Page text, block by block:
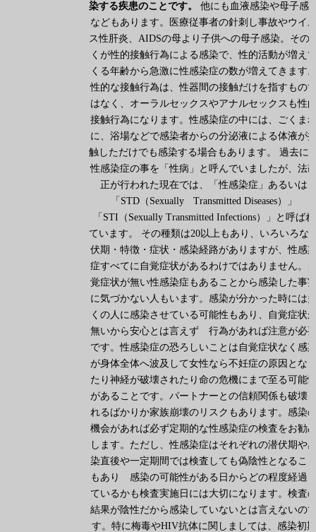
染する疾患のことです。
他にも血液感染や母子感
などもあります。医療従事者の針刺し事故やウイ
ス性肝炎、AIDSの母より子供への母子感染。その
くが性的接触行為による感染で、性的活動が増え
くる年齢から急激に性感染症の数が増えてきます
性的な接触行為は、性器間の接触だけを指すもの
はなく、オーラルセックスやアナルセックスも性
接触行為になります。性感染症の中には、ごくま
に、浴場などで感染者からの分泌液による体液が
触しただけでも感染する場合もあります。 過去に
性感染症の事を「性病」と呼んでいましたが、法
正が行われた現在では、「性感染症」あるいは
「STD（Sexually Transmitted Diseases）」
「STI（Sexually Transmitted Infections）」と呼ばれ
ています。 その種類は20以上もあり、いろいろな
伏期・特徴・症状・感染経路がありますが、性感
症すべてに自覚症状があるわけではありません。
覚症状が無い性感染症もあることから感染した事
に気づかない人もいます。感染が分かった時には
くの人に感染させている可能性もあり、自覚症状
無いから安心とは言えず 行為があれば注意が必
です。性感染症の恐ろしいことは自覚症状なく感
が身体全体へ波及して女性なら不妊症の原因とな
たり神経が破壊されたり命の危機にまで至る可能
があることです。パートナーとの信頼関係も破壊
れるばかりか家族崩壊のリスクもあります。感染
機会があれば必ず定期的な性感染症の検査をお勧
します。ただし、性感染症はそれぞれの潜伏期や
染直後や一定期間では検査しても偽陰性となるこ
もあり 感染の可能性がある日からどの程度経過
ているかも検査実施日には大切になります。検査
結果が陰性だから感染していないとは言えないの
す。特に梅毒やHIV抗体に関しましては、感染初期